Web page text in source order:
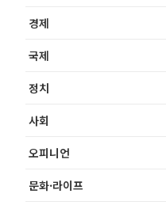
경제
국제
정치
사회
오피니언
문화·라이프